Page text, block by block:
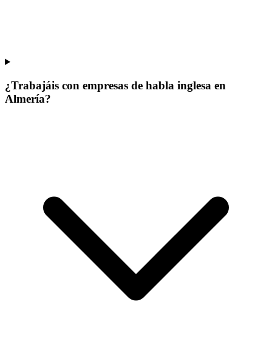
¿Trabajáis con empresas de habla inglesa en
Almería?